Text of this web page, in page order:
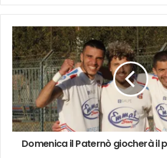
mail
Domenica il Paternò giocherà il